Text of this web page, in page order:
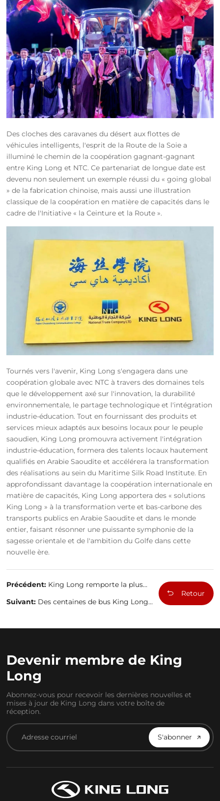
Des cloches des caravanes du désert aux flottes de
véhicules intelligents, l'esprit de la Route de la Soie a
illuminé le chemin de la coopération gagnant-gagnant
entre King Long et NTC. Ce partenariat de longue date est
devenu non seulement un exemple réussi du « going global
» de la fabrication chinoise, mais aussi une illustration
classique de la coopération en matière de capacités dans le
cadre de l'Initiative « la Ceinture et la Route ».
Tournés vers l'avenir, King Long s'engagera dans une
coopération globale avec NTC à travers des domaines tels
que le développement axé sur l'innovation, la durabilité
environnementale, le partage technologique et l'intégration
industrie-éducation. Tout en fournissant des produits et
services mieux adaptés aux besoins locaux pour le peuple
saoudien, King Long promouvra activement l'intégration
industrie-éducation, formera des talents locaux hautement
qualifiés en Arabie Saoudite et accélérera la transformation
des réalisations au sein du Maritime Silk Road Institute. En
approfondissant davantage la coopération internationale en
matière de capacités, King Long apportera des « solutions
King Long » à la transformation verte et bas-carbone des
transports publics en Arabie Saoudite et dans le monde
entier, faisant résonner une puissante symphonie de la
sagesse orientale et de l'ambition du Golfe dans cette
nouvelle ère.
Précédent: King Long remporte la plus
internationale des inventions de Genève.
Suivant: Des centaines de bus King Long
Retour
Devenir membre de King
Long
Abonnez-vous pour recevoir les dernières nouvelles et
mises à jour de King Long dans votre boîte de
réception.
S'abonner